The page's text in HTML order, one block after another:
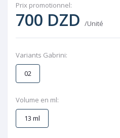
Prix ​​promotionnel:
700 DZD /Unité
Variants Gabrini:
02
Volume en ml:
13 ml